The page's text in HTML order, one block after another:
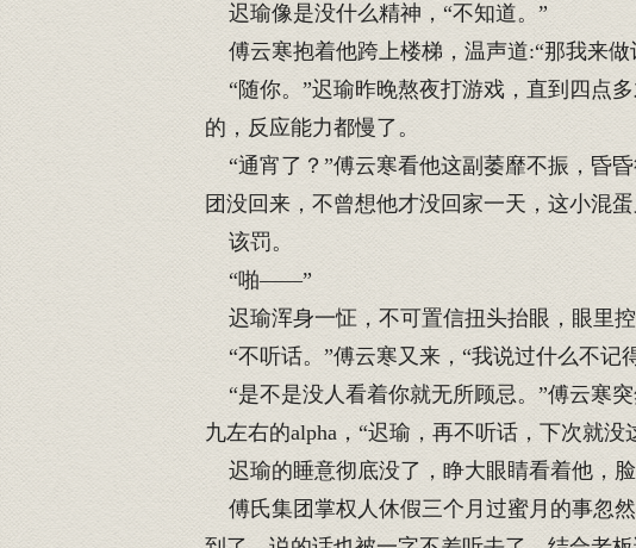
迟瑜像是没什么精神，“不知道。”
傅云寒抱着他跨上楼梯，温声道:“那我来做
“随你。”迟瑜昨晚熬夜打游戏，直到四点
的，反应能力都慢了。
“通宵了？”傅云寒看他这副萎靡不振，昏
团没回来，不曾想他才没回家一天，这小混蛋
该罚。
“啪——”
迟瑜浑身一怔，不可置信扭头抬眼，眼里
“不听话。”傅云寒又来，“我说过什么不记
“是不是没人看着你就无所顾忌。”傅云寒
九左右的alpha，“迟瑜，再不听话，下次就没
迟瑜的睡意彻底没了，睁大眼睛看着他，脸
傅氏集团掌权人休假三个月过蜜月的事忽